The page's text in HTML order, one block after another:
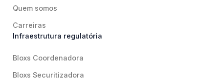
Quem somos
Carreiras
Infraestrutura regulatória
Bloxs Coordenadora
Bloxs Securitizadora